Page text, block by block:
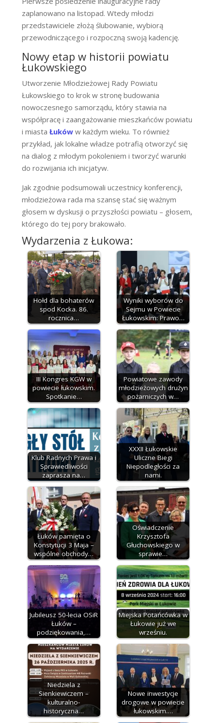
zaplanowano na listopad. Wtedy młodzi
przedstawiciele złożą ślubowanie, wybiorą
przewodniczącego i rozpoczną swoją kadencję.
Nowy etap w historii powiatu
Łukowskiego
Utworzenie Młodzieżowej Rady Powiatu
Łukowskiego to krok w stronę budowania
nowoczesnego samorządu, który stawia na
współpracę i zaangażowanie mieszkańców powiatu
i miasta Łukóww każdym wieku. To również
przykład, jak lokalne władze potrafią otworzyć się
na dialog z młodym pokoleniem i tworzyć warunki
do rozwijania ich inicjatyw.
Jak zgodnie podsumowali uczestnicy konferencji,
młodzieżowa rada ma szansę stać się ważnym
głosem w dyskusji o przyszłości powiatu – głosem,
którego do tej pory brakowało.
Wydarzenia z Łukowa:
Hołd dla bohaterów
spod Kocka. 86.
rocznica…
Wyniki wyborów do
Sejmu w Powiecie
Łukowskim: Prawo…
III Kongres KGW w
powiecie łukowskim.
Spotkanie…
Powiatowe zawody
młodzieżowych drużyn
pożarniczych w…
Klub Radnych Prawa i
Sprawiedliwości
zaprasza na…
XXXII Łukowskie
Uliczne Biegi
Niepodległości za
nami.
Łuków pamięta o
Konstytucji 3 Maja –
wspólne obchody…
Oświadczenie
Krzysztofa
Głuchowskiego w
sprawie…
Jubileusz 50-lecia OSiR
Łuków –
podziękowania,…
Miejska Potańcówka w
Łukowie już we
wrześniu.
Niedziela z
Sienkiewiczem –
kulturalno-
historyczna…
Nowe inwestycje
drogowe w powiecie
łukowskim.…